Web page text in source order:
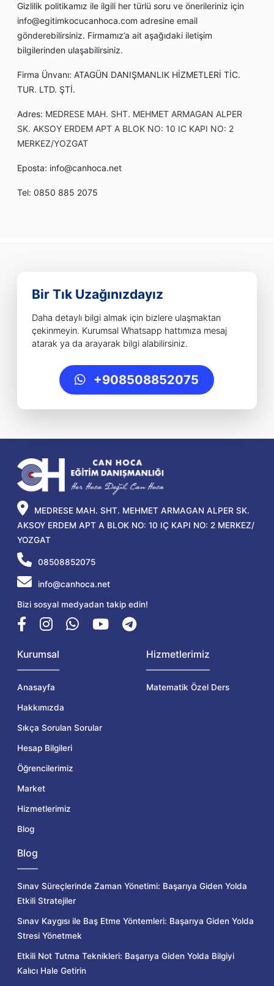
Gizlilik politikamız ile ilgili her türlü soru ve önerileriniz için
info@egitimkocucanhoca.com adresine email
gönderebilirsiniz. Firmamız’a ait aşağıdaki iletişim
bilgilerinden ulaşabilirsiniz.
Firma Ünvanı: ATAGÜN DANIŞMANLIK HİZMETLERİ TİC.
TUR. LTD. ŞTİ.
Adres: MEDRESE MAH. SHT. MEHMET ARMAGAN ALPER
SK. AKSOY ERDEM APT A BLOK NO: 10 IC KAPI NO: 2
MERKEZ/YOZGAT
Eposta: info@canhoca.net
Tel: 0850 885 2075
Bir Tık Uzağınızdayız
Daha detaylı bilgi almak için bizlere ulaşmaktan
çekinmeyin. Kurumsal Whatsapp hattımıza mesaj
atarak ya da arayarak bilgi alabilirsiniz.
+908508852075
MEDRESE MAH. SHT. MEHMET ARMAGAN ALPER SK.
AKSOY ERDEM APT A BLOK NO: 10 IÇ KAPI NO: 2 MERKEZ/
YOZGAT
08508852075
info@canhoca.net
Bizi sosyal medyadan takip edin!
Kurumsal
Anasayfa
Hakkımızda
Sıkça Sorulan Sorular
Hesap Bilgileri
Öğrencilerimiz
Market
Hizmetlerimiz
Blog
Hizmetlerimiz
Matematik Özel Ders
Blog
Sınav Süreçlerinde Zaman Yönetimi: Başarıya Giden Yolda
Etkili Stratejiler
Sınav Kaygısı ile Baş Etme Yöntemleri: Başarıya Giden Yolda
Stresi Yönetmek
Etkili Not Tutma Teknikleri: Başarıya Giden Yolda Bilgiyi
Kalıcı Hale Getirin